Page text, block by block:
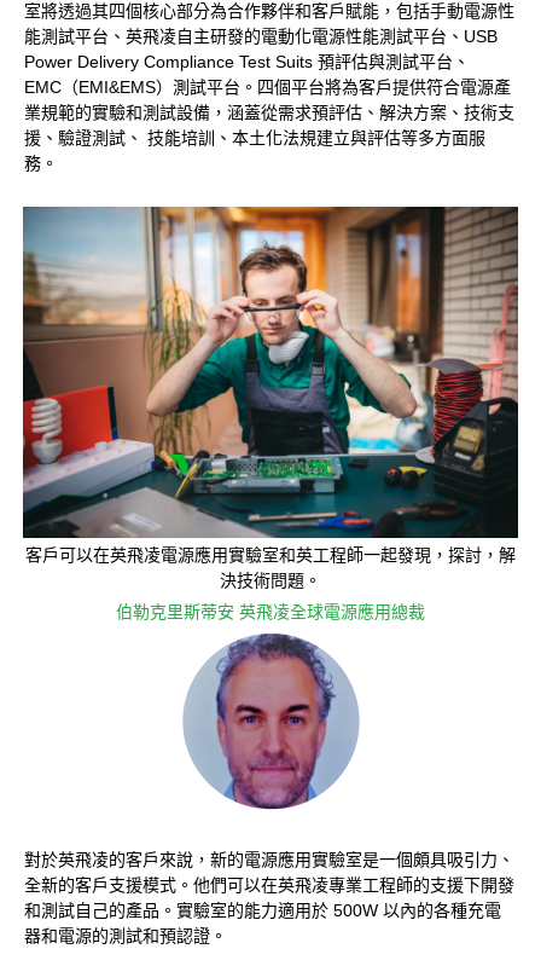
室將透過其四個核心部分為合作夥伴和客戶賦能，包括手動電源性
能測試平台、英飛凌自主研發的電動化電源性能測試平台、USB
Power Delivery Compliance Test Suits 預評估與測試平台、
EMC（EMI&EMS）測試平台。四個平台將為客戶提供符合電源產
業規範的實驗和測試設備，涵蓋從需求預評估、解決方案、技術支
援、驗證測試、 技能培訓、本土化法規建立與評估等多方面服
務。
客戶可以在英飛凌電源應用實驗室和英工程師一起發現，探討，解
決技術問題。
伯勒克里斯蒂安 英飛凌全球電源應用總裁
對於英飛凌的客戶來說，新的電源應用實驗室是一個頗具吸引力、
全新的客戶支援模式。他們可以在英飛凌專業工程師的支援下開發
和測試自己的產品。實驗室的能力適用於 500W 以內的各種充電
器和電源的測試和預認證。